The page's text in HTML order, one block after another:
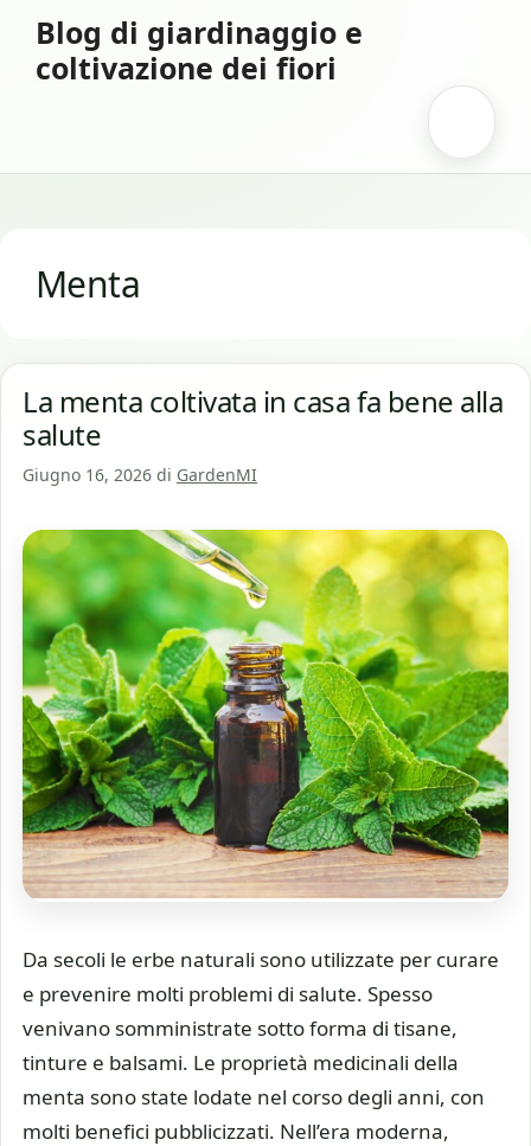
contenuto
Blog di giardinaggio e
coltivazione dei fiori
Menta
La menta coltivata in casa fa bene alla
salute
Giugno 16, 2026 di GardenMI
Da secoli le erbe naturali sono utilizzate per curare
e prevenire molti problemi di salute. Spesso
venivano somministrate sotto forma di tisane,
tinture e balsami. Le proprietà medicinali della
menta sono state lodate nel corso degli anni, con
molti benefici pubblicizzati. Nell’era moderna,